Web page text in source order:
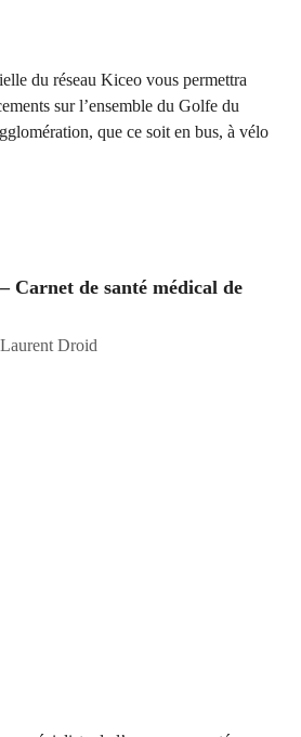
du réseau Kiceo vous permettra
sur l’ensemble du Golfe du
que ce soit en bus, à vélo
Carnet de santé médical de
Laurent Droid